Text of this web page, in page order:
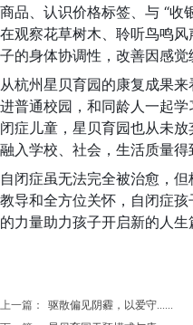
商品、认识价格标签、与 “收
在观察花草树木、聆听鸟鸣
子的身体协调性，改善因感
从杭州星贝育园的康复成果
进普通校园，和同龄人一起
闭症儿童，星贝育园也从未
融入学校、社会，生活质量
自闭症虽无法完全被治愈，
教导和全方位关怀，自闭症
的力量助力孩子开启新的人生
上一篇：
驱散偏见阴霾，以爱守......